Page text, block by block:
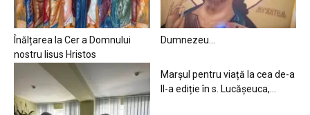
Înălțarea la Cer a Domnului
nostru Iisus Hristos
Dumnezeu…
Marșul pentru viață la cea de-a
II-a ediție în s. Lucășeuca,...